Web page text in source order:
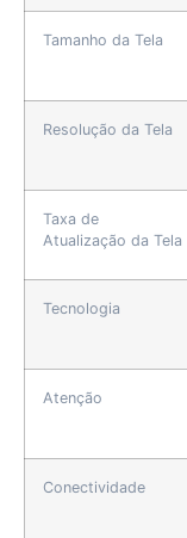
Tamanho da Tela
Resolução da Tela
Taxa de
Atualização da Tela
Tecnologia
Atenção
Conectividade